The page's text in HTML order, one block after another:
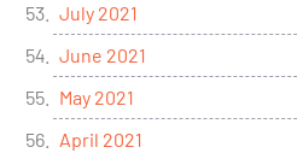
July 2021
June 2021
May 2021
April 2021